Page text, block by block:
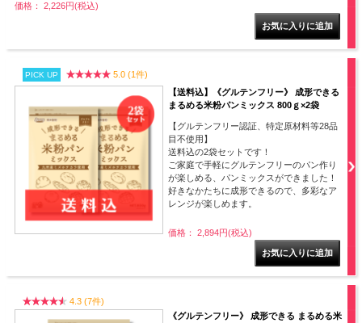
価格： 2,226円(税込)
PICK UP
5.0 (1件)
【送料込】《グルテンフリー》 成形できる
まるめる米粉パンミックス 800ｇ×2袋
【グルテンフリー認証、特定原材料等28品
目不使用】
送料込の2袋セットです！
ご家庭で手軽にグルテンフリーのパン作り
が楽しめる、パンミックスができました！
好きなかたちに成形できるので、多彩なア
レンジが楽しめます。
価格： 2,894円(税込)
4.3 (7件)
《グルテンフリー》 成形できる まるめる米